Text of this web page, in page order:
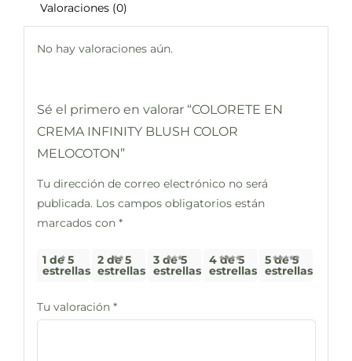
Valoraciones (0)
No hay valoraciones aún.
Sé el primero en valorar “COLORETE EN
CREMA INFINITY BLUSH COLOR
MELOCOTON”
Tu dirección de correo electrónico no será
publicada. Los campos obligatorios están
marcados con *
1 de 5
estrellas
2 de 5
estrellas
3 de 5
estrellas
4 de 5
estrellas
5 de 5
estrellas
Tu valoración *